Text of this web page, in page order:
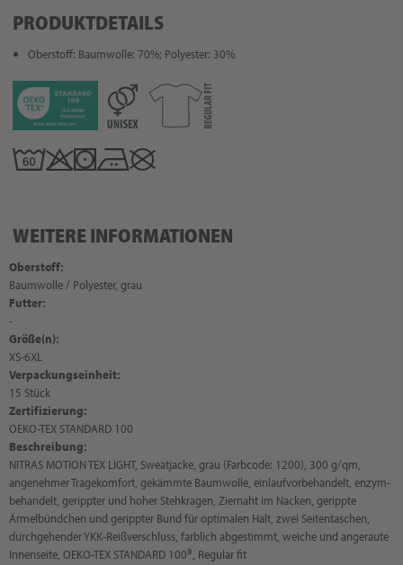
PRODUKTDETAILS
Oberstoff: Baumwolle: 70%; Polyester: 30%
WEITERE INFORMATIONEN
Oberstoff:
Baumwolle / Polyester, grau
Futter:
-
Größe(n):
XS-6XL
Verpackungseinheit:
15 Stück
Zertifizierung:
OEKO-TEX STANDARD 100
Beschreibung:
NITRAS MOTION TEX LIGHT, Sweatjacke, grau (Farbcode: 1200), 300 g/qm,
angenehmer Tragekomfort, gekämmte Baumwolle, einlaufvorbehandelt, enzym-
behandelt, gerippter und hoher Stehkragen, Ziernaht im Nacken, gerippte
Ärmelbündchen und gerippter Bund für optimalen Halt, zwei Seitentaschen,
durchgehender YKK-Reißverschluss, farblich abgestimmt, weiche und angeraute
Innenseite, OEKO-TEX STANDARD 100®, Regular fit